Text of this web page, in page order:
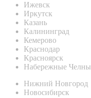
Ижевск
Иркутск
Казань
Калининград
Кемерово
Краснодар
Красноярск
Набережные Челны
Нижний Новгород
Новосибирск